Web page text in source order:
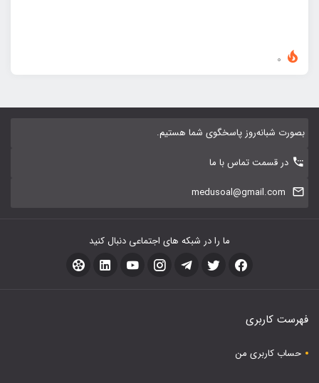
بصورت شبانه‌روز پاسخگوی شما هستیم.
در قسمت تماس با ما
medusoal@gmail.com
ما را در شبکه های اجتماعی دنبال کنید
فهرست کاربری
حساب کاربری من